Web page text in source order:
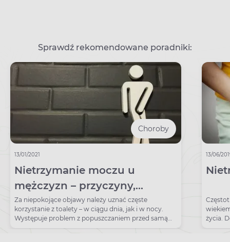
Sprawdź rekomendowane poradniki:
Choroby
13/01/2021
Nietrzymanie moczu u
mężczyzn – przyczyny,
leczenie, pomoc
Za niepokojące objawy należy uznać częste
korzystanie z toalety – w ciągu dnia, jak i w nocy.
Występuje problem z popuszczaniem przed samą
wizytą w toalecie.
13/06/
życia. Dotyka też młodsze kobiety, np. po porodzie